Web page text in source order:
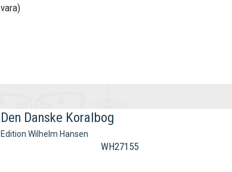
vara)
Den Danske Koralbog
Edition Wilhelm Hansen
WH27155